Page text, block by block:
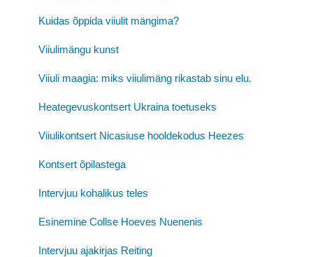
Kuidas õppida viiulit mängima?
Viiulimängu kunst
Viiuli maagia: miks viiulimäng rikastab sinu elu.
Heategevuskontsert Ukraina toetuseks
Viiulikontsert Nicasiuse hooldekodus Heezes
Kontsert õpilastega
Intervjuu kohalikus teles
Esinemine Collse Hoeves Nuenenis
Intervjuu ajakirjas Reiting